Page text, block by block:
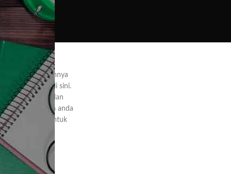
menggunakannya
dengan email di sini.
order anda dan
email anda. Akun anda
yang dipakai untuk
mudah.